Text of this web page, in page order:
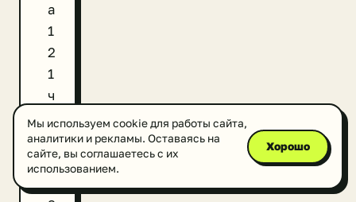
а
1
2
1
ч
л
о
Мы используем cookie для работы сайта,
аналитики и рекламы. Оставаясь на
сайте, вы соглашаетесь с их
использованием.
Хорошо